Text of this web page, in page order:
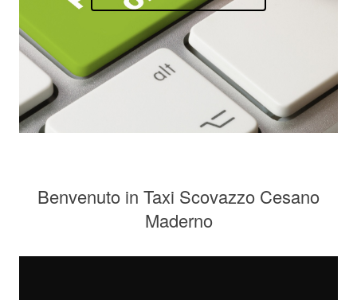
Benvenuto in Taxi Scovazzo Cesano
Maderno